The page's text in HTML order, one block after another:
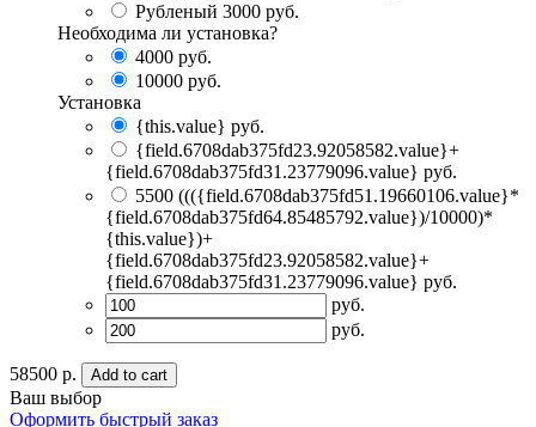
Рубленый 3000 руб.
Необходима ли установка?
4000 руб.
10000 руб.
Установка
{this.value} руб.
{field.6708dab375fd23.92058582.value}+
{field.6708dab375fd31.23779096.value} руб.
5500 ((({field.6708dab375fd51.19660106.value}*
{field.6708dab375fd64.85485792.value})/10000)*
{this.value})+
{field.6708dab375fd23.92058582.value}+
{field.6708dab375fd31.23779096.value} руб.
руб.
руб.
58500 р. Add to cart
Ваш выбор
Оформить быстрый заказ